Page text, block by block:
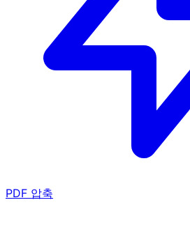
PDF 압축